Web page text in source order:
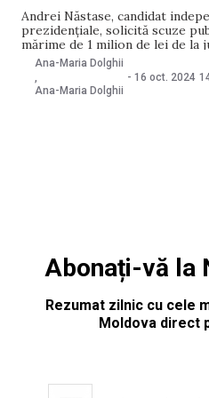
Andrei Năstase, candidat
prezidențiale, solicită scuze
mărime de 1 milion de lei de
Jurnal TV. Acesta îl acuză pe
timpul dezbaterilor electorale
adresată o întrebare cu privire
Ana-Maria Dolghii
,
Ana-Maria Dolghii
- 16 oct. 2024
Abonați-vă la
Rezumat zilnic cu cele
Moldova direct